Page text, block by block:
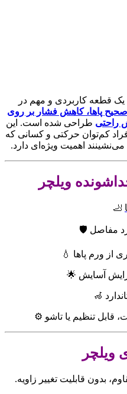
قطعه کاربردی و مهم در
پاها، کاهش فشار بر روی
راحتی طراحی شده است. این
کم‌توان حرکتی و کسانی که
می‌نشینند اهمیت ویژه‌ای دارد.
ویلچر
🦶
مفاصل 🛡️
از ورم پاها 💧
آسایش 🌟
🦽
قابل تنظیم یا تاشو ⚙️
ویلچر
بدون قابلیت تغییر زاویه.